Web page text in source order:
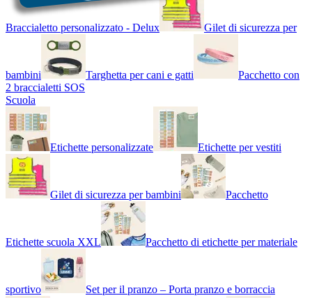
Braccialetto personalizzato - Delux Gilet di sicurezza per
bambini Targhetta per cani e gatti
Pacchetto con
2 braccialetti SOS
Scuola
Etichette personalizzate Etichette per vestiti
Gilet di sicurezza per bambini Pacchetto
Etichette scuola XXL Pacchetto di etichette per materiale
sportivo Set per il pranzo – Porta pranzo e borraccia